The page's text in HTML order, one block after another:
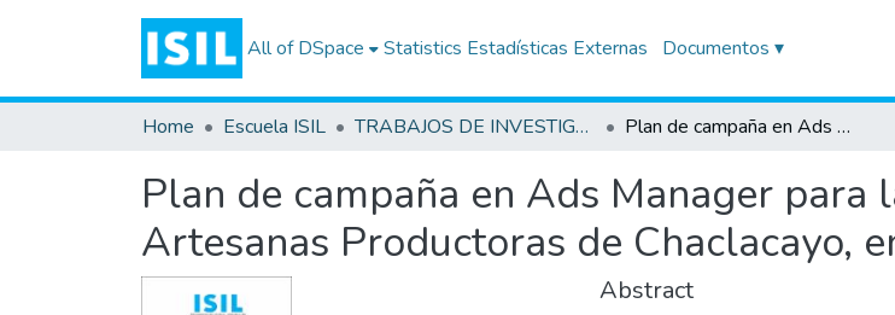
All of DSpace Statistics Estadísticas Externas Documentos ▾
Home Escuela ISIL TRABAJOS DE INVESTIGACIÓN Plan de campaña en Ads Manager para la Asociación de Mujeres Artesanas Productoras de Chaclacayo, en el año 2025.
Plan de campaña en Ads Manager para
Artesanas Productoras de Chaclacayo,
Abstract